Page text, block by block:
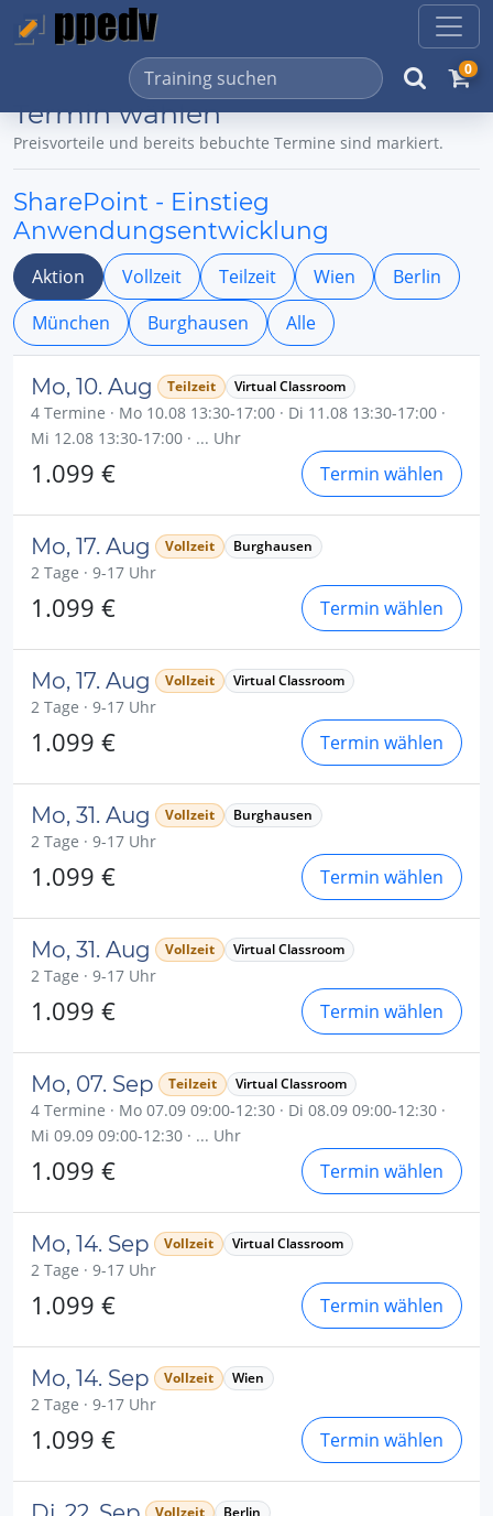
0
Termin wählen
Preisvorteile und bereits bebuchte Termine sind markiert.
SharePoint - Einstieg
Anwendungsentwicklung
Aktion Vollzeit Teilzeit Wien
Berlin
München
Burghausen Alle
Mo, 10. Aug Teilzeit Virtual Classroom
4 Termine · Mo 10.08 13:30-17:00 · Di 11.08 13:30-17:00 ·
Mi 12.08 13:30-17:00 · ... Uhr
1.099 € Termin wählen
Mo, 17. Aug Vollzeit Burghausen
2 Tage · 9-17 Uhr
1.099 € Termin wählen
Mo, 17. Aug Vollzeit Virtual Classroom
2 Tage · 9-17 Uhr
1.099 € Termin wählen
Mo, 31. Aug Vollzeit Burghausen
2 Tage · 9-17 Uhr
1.099 € Termin wählen
Mo, 31. Aug Vollzeit Virtual Classroom
2 Tage · 9-17 Uhr
1.099 € Termin wählen
Mo, 07. Sep Teilzeit Virtual Classroom
4 Termine · Mo 07.09 09:00-12:30 · Di 08.09 09:00-12:30 ·
Mi 09.09 09:00-12:30 · ... Uhr
1.099 € Termin wählen
Mo, 14. Sep Vollzeit Virtual Classroom
2 Tage · 9-17 Uhr
1.099 € Termin wählen
Mo, 14. Sep Vollzeit Wien
2 Tage · 9-17 Uhr
1.099 € Termin wählen
Vollzeit
Berlin